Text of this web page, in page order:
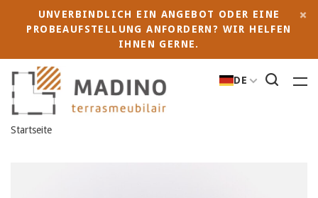
UNVERBINDLICH EIN ANGEBOT ODER EINE
PROBEAUFSTELLUNG ANFORDERN? WIR HELFEN
IHNEN GERNE.
DE
Startseite